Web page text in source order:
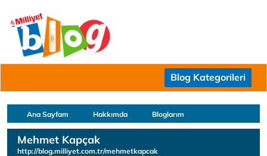
Blog Kategorileri
Ana Sayfam Hakkımda Bloglarım
Mehmet Kapçak
http://blog.milliyet.com.tr/mehmetkapcak